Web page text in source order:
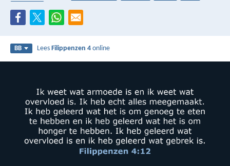
BB LeesFilippenzen 4 online